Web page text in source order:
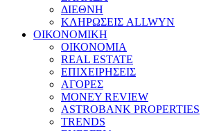
ΔΙΕΘΝΗ
ΚΛΗΡΩΣΕΙΣ ALLWYN
ΟΙΚΟΝΟΜΙΚΗ
ΟΙΚΟΝΟΜΙΑ
REAL ESTATE
ΕΠΙΧΕΙΡΗΣΕΙΣ
ΑΓΟΡΕΣ
MONEY REVIEW
ASTROBANK PROPERTIES
TRENDS